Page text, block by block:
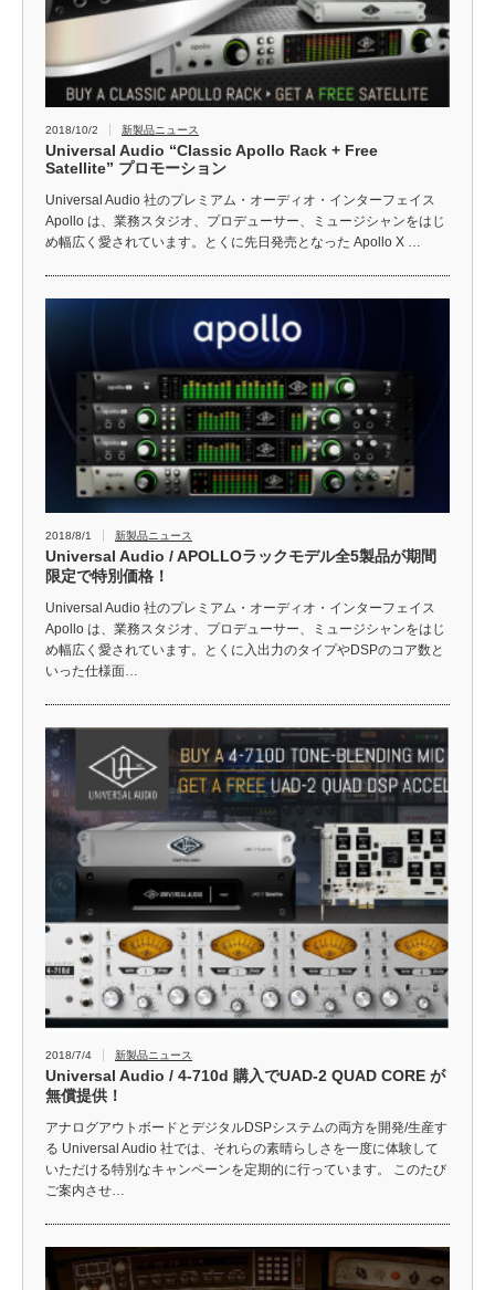
2018/10/2 新製品ニュース
Universal Audio “Classic Apollo Rack + Free
Satellite” プロモーション
Universal Audio 社のプレミアム・オーディオ・インターフェイス
Apollo は、業務スタジオ、プロデューサー、ミュージシャンをはじ
め幅広く愛されています。とくに先日発売となった Apollo X …
2018/8/1 新製品ニュース
Universal Audio / APOLLOラックモデル全5製品が期間
限定で特別価格！
Universal Audio 社のプレミアム・オーディオ・インターフェイス
Apollo は、業務スタジオ、プロデューサー、ミュージシャンをはじ
め幅広く愛されています。とくに入出力のタイプやDSPのコア数と
いった仕様面…
2018/7/4 新製品ニュース
Universal Audio / 4-710d 購入でUAD-2 QUAD CORE が
無償提供！
アナログアウトボードとデジタルDSPシステムの両方を開発/生産す
る Universal Audio 社では、それらの素晴らしさを一度に体験して
いただける特別なキャンペーンを定期的に行っています。 このたび
ご案内させ…